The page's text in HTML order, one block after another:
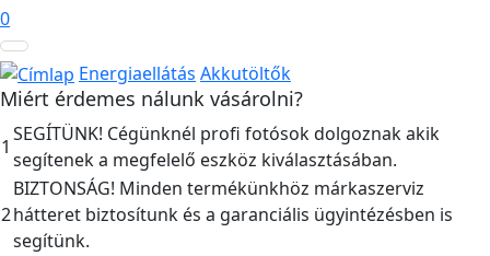
0
Energiaellátás Akkutöltők
Miért érdemes nálunk vásárolni?
1
SEGÍTÜNK! Cégünknél profi fotósok dolgoznak akik
segítenek a megfelelő eszköz kiválasztásában.
2
BIZTONSÁG! Minden termékünkhöz márkaszerviz
hátteret biztosítunk és a garanciális ügyintézésben is
segítünk.